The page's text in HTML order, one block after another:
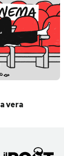
vera